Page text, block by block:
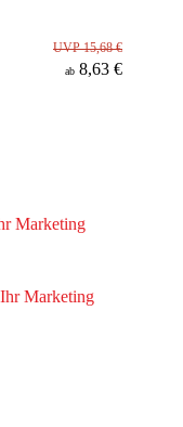
UVP 15,68 €
ab 8,63 €
Marketing